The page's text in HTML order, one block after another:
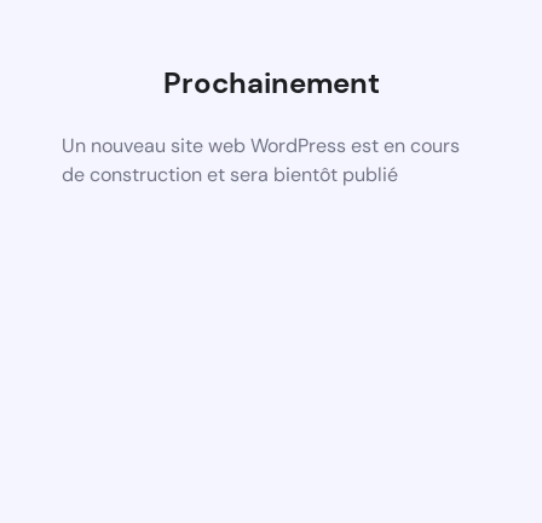
Prochainement
Un nouveau site web WordPress est en cours
de construction et sera bientôt publié